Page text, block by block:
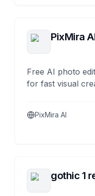
PixMira
Free AI photo
for fast visual
PixMira AI
gothic 1